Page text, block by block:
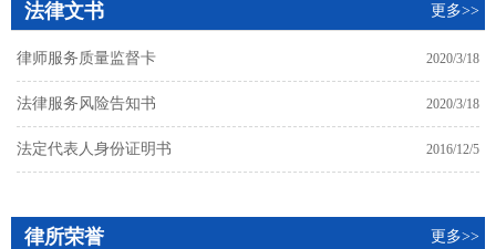
法律文书 更多>>
律师服务质量监督卡 2020/3/18
法律服务风险告知书 2020/3/18
法定代表人身份证明书 2016/12/5
律所荣誉 更多>>